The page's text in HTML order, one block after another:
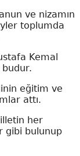
ve nizamın
toplumda
Kemal
eğitim ve
attı.
her
gibi bulunup